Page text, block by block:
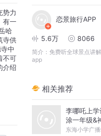
势力
有一
哈
寺供
中
不可
介绍
恋景旅行APP
5.6万 8066
简介： 免费听全球景点讲
app
相关推荐
李哪吒上
涂一年级&
级
东海小学广